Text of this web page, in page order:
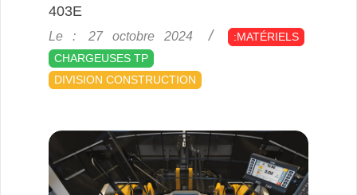
403E
2024-
10-
27
Le : 27 octobre 2024
:MATÉRIELS
CHARGEUSES TP
DIVISION CONSTRUCTION